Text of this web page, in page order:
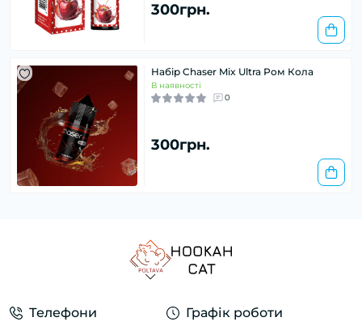
300грн.
Набір Chaser Mix Ultra Ром Кола
В наявності
0
300грн.
Телефони Графік роботи